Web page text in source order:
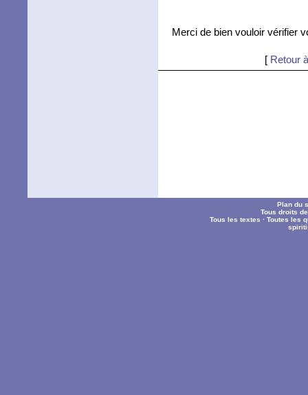
Merci de bien vouloir vérifier
[ Retour
Plan du
Tous droits
Tous les textes ·Toutes les